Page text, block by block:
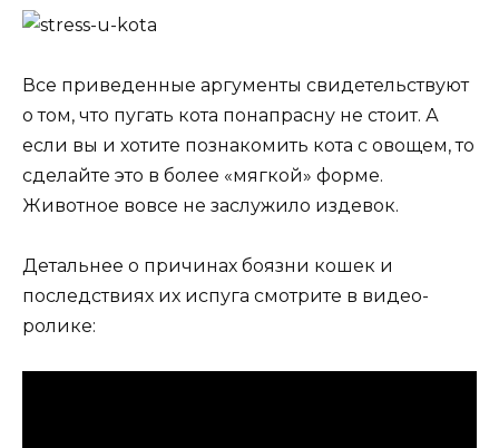
Все приведенные аргументы свидетельствуют
о том, что пугать кота понапрасну не стоит. А
если вы и хотите познакомить кота с овощем, то
сделайте это в более «мягкой» форме.
Животное вовсе не заслужило издевок.
Детальнее о причинах боязни кошек и
последствиях их испуга смотрите в видео-
ролике: